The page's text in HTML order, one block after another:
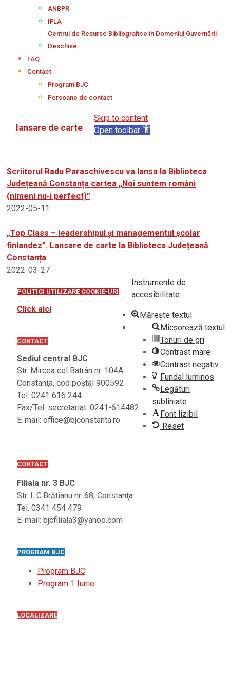
ANBPR
IFLA
Centrul de Resurse Bibliografice în Domeniul Guvernării
Deschise
FAQ
Contact
Program BJC
Persoane de contact
lansare de carte
Scriitorul Radu Paraschivescu va lansa la Biblioteca
Județeană Constanța cartea „Noi suntem români
(nimeni nu-i perfect)”
2022-05-11
„Top Class – leadershipul și managementul școlar
finlandez”. Lansare de carte la Biblioteca Județeană
Constanța
2022-03-27
POLITICI UTILIZARE COOKIE-URI
Click aici
CONTACT
Sediul central BJC
Str. Mircea cel Batrân nr. 104A
Constanţa, cod poştal 900592
Tel. 0241 616 244
Fax/Tel. secretariat: 0241-614482
E-mail: office@bjconstanta.ro
CONTACT
Filiala nr. 3 BJC
Str. I. C.Brătianu nr. 68, Constanţa
Tel. 0341 454 479
E-mail: bjcfiliala3@yahoo.com
PROGRAM BJC
Program BJC
Program 1 Iunie
LOCALIZARE
Skip to content
Open toolbar
Instrumente de
accesibilitate
Mărește textul
Micșorează textul
Tonuri de gri
Contrast mare
Contrast negativ
Fundal luminos
Legături
subliniate
Font lizibil
Reset